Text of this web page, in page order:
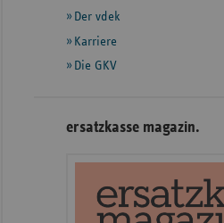
Der vdek
Karriere
Die GKV
ersatzkasse magazin.